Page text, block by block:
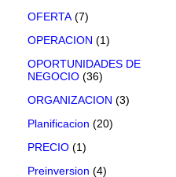
OFERTA (7)
OPERACION (1)
OPORTUNIDADES DE
NEGOCIO (36)
ORGANIZACION (3)
Planificacion (20)
PRECIO (1)
Preinversion (4)